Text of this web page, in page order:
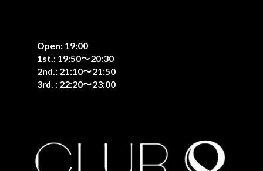
Open: 19:00
1st.: 19:50〜20:30
2nd.: 21:10〜21:50
3rd. : 22:20〜23:00